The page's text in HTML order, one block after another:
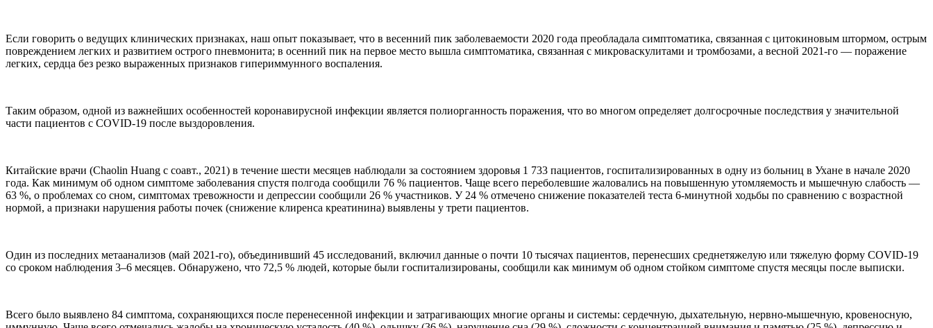
Если говорить о ведущих клинических признаках, наш опыт показывает, что в весенний пик заболеваемости 2020 года преобладала симптоматика, связанная с цитокиновым штормом, острым
повреждением легких и развитием острого пневмонита; в осенний пик на первое место вышла симптоматика, связанная с микроваскулитами и тромбозами, а весной 2021-го — поражение
легких, сердца без резко выраженных признаков гипериммунного воспаления.
Таким образом, одной из важнейших особенностей коронавирусной инфекции является полиорганность поражения, что во многом определяет долгосрочные последствия у значительной
части пациентов с COVID-19 после выздоровления.
Китайские врачи (Chaolin Huang с соавт., 2021) в течение шести месяцев наблюдали за состоянием здоровья 1 733 пациентов, госпитализированных в одну из больниц в Ухане в начале 2020
года. Как минимум об одном симптоме заболевания спустя полгода сообщили 76 % пациентов. Чаще всего переболевшие жаловались на повышенную утомляемость и мышечную слабость —
63 %, о проблемах со сном, симптомах тревожности и депрессии сообщили 26 % участников. У 24 % отмечено снижение показателей теста 6-минутной ходьбы по сравнению с возрастной
нормой, а признаки нарушения работы почек (снижение клиренса креатинина) выявлены у трети пациентов.
Один из последних метаанализов (май 2021-го), объединивший 45 исследований, включил данные о почти 10 тысячах пациентов, перенесших среднетяжелую или тяжелую форму COVID-19
со сроком наблюдения 3–6 месяцев. Обнаружено, что 72,5 % людей, которые были госпитализированы, сообщили как минимум об одном стойком симптоме спустя месяцы после выписки.
Всего было выявлено 84 симптома, сохраняющихся после перенесенной инфекции и затрагивающих многие органы и системы: сердечную, дыхательную, нервно-мышечную, кровеносную,